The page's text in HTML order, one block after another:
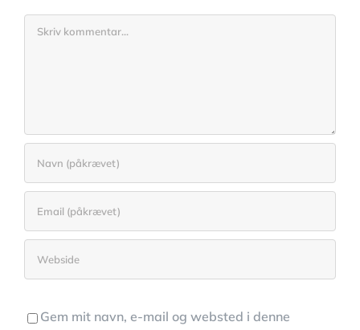
Comment
Gem mit navn, e-mail og websted i denne